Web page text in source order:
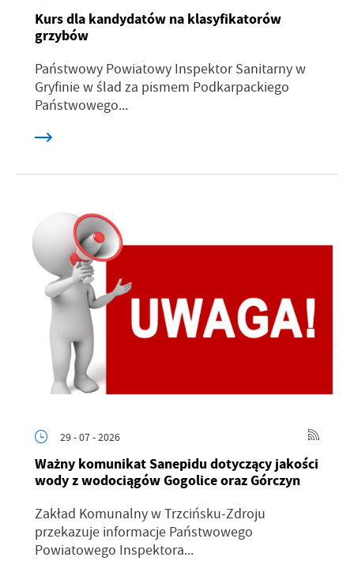
Kurs dla kandydatów na klasyfikatorów
grzybów
Państwowy Powiatowy Inspektor Sanitarny w
Gryfinie w ślad za pismem Podkarpackiego
Państwowego...
29 - 07 - 2026
Ważny komunikat Sanepidu dotyczący jakości
wody z wodociągów Gogolice oraz Górczyn
Zakład Komunalny w Trzcińsku-Zdroju
przekazuje informacje Państwowego
Powiatowego Inspektora...